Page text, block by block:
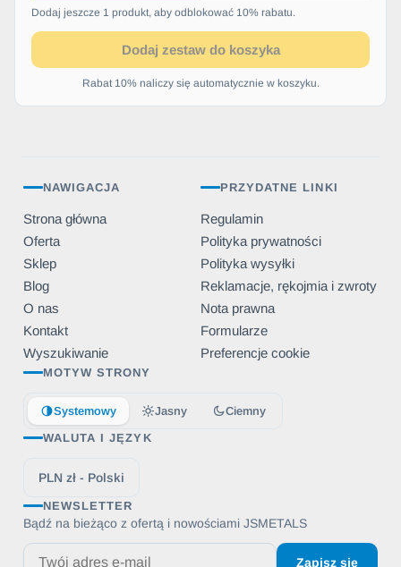
Dodaj jeszcze 1 produkt, aby odblokować 10% rabatu.
Dodaj zestaw do koszyka
Rabat 10% naliczy się automatycznie w koszyku.
NAWIGACJA
Strona główna
Oferta
Sklep
Blog
O nas
Kontakt
Wyszukiwanie
PRZYDATNE LINKI
Regulamin
Polityka prywatności
Polityka wysyłki
Reklamacje, rękojmia i zwroty
Nota prawna
Formularze
Preferencje cookie
MOTYW STRONY
Systemowy Jasny
Ciemny
WALUTA I JĘZYK
PLN zł - Polski
NEWSLETTER
Bądź na bieżąco z ofertą i nowościami JSMETALS
Zapisz się